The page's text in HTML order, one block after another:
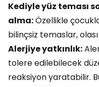
Kediyle yüz teması
alma:Özellikle
bilinçsiz temaslar,
Alerjiye yatkınlık:
tolere edilebilecek
reaksiyon yaratabilir.